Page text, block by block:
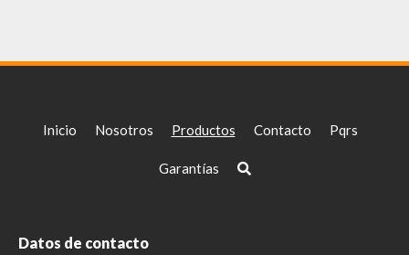
Inicio Nosotros Productos Contacto Pqrs
Garantías
Datos de contacto